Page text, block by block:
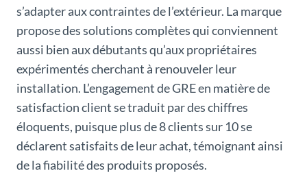
s’adapter aux contraintes de l’extérieur. La marque
propose des solutions complètes qui conviennent
aussi bien aux débutants qu’aux propriétaires
expérimentés cherchant à renouveler leur
installation. L’engagement de GRE en matière de
satisfaction client se traduit par des chiffres
éloquents, puisque plus de 8 clients sur 10 se
déclarent satisfaits de leur achat, témoignant ainsi
de la fiabilité des produits proposés.